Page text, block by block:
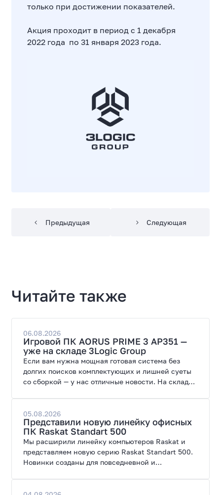
только при достижении показателей.
Акция проходит в период с 1 декабря
2022 года по 31 января 2023 года.
Предыдущая Следующая
Читайте также
06.08.2026
Игровой ПК AORUS PRIME 3 AP351 —
уже на складе 3Logic Group
Если вам нужна мощная готовая система без
долгих поисков комплектующих и лишней суеты
со сборкой — у нас отличные новости. На склад
современных игр и работы с нейросетями.
05.08.2026
Представили новую линейку офисных
ПК Raskat Standart 500
Мы расширили линейку компьютеров Raskat и
представляем новую серию Raskat Standart 500.
Новинки созданы для повседневной и
широкие возможности модернизации.